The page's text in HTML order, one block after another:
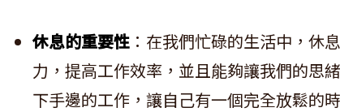
休息的重要性 ：在我們忙碌的生活中，休
力，提高工作效率，並且能夠讓我們的思
下手邊的工作，讓自己有一個完全放鬆的